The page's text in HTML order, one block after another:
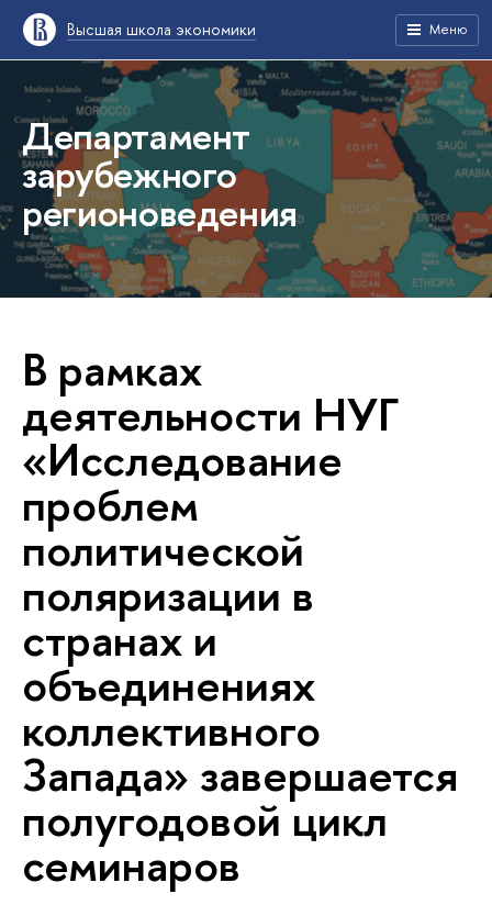
Высшая школа экономики Меню
Департамент
зарубежного
регионоведения
В рамках
деятельности НУГ
«Исследование
проблем
политической
поляризации в
странах и
объединениях
коллективного
Запада» завершается
полугодовой цикл
семинаров